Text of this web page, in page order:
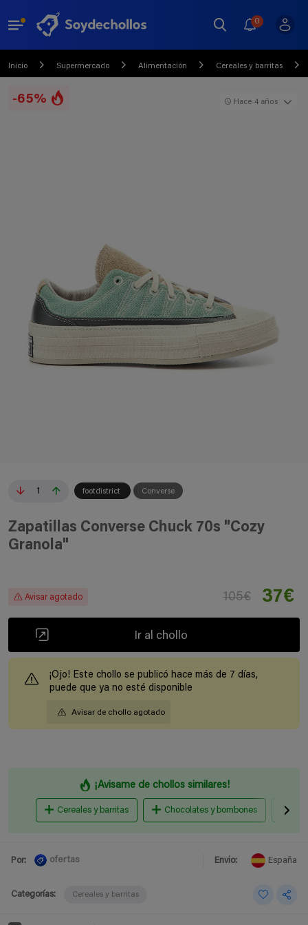
0
Inicio Supermercado Alimentación Cereales y barritas
-65%
1 footdistrict Converse
Hace 4 años
Zapatillas Converse Chuck 70s "Cozy
Granola"
Avisar agotado 105€ 37€
Ir al chollo
¡Ojo! Este chollo se publicó hace más de 7 días,
puede que ya no esté disponible
Avisar de chollo agotado
¡Avisame de chollos similares!
Cereales y barritas Chocolates y bombones
Por: ofertas Envio: España
Categorías: Cereales y barritas